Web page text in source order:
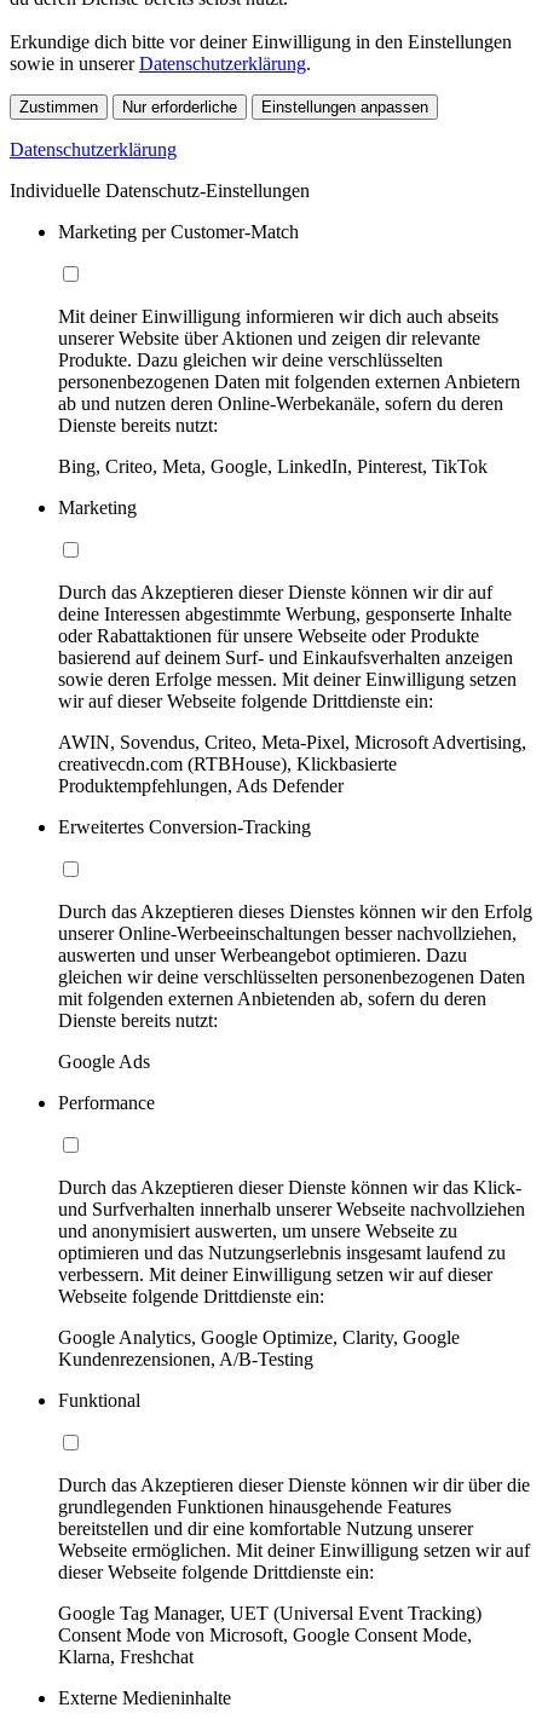
Erkundige dich bitte vor deiner Einwilligung in den Einstellungen
sowie in unsererDatenschutzerklärung.
Zustimmen Nur erforderliche Einstellungen anpassen
Datenschutzerklärung
Individuelle Datenschutz-Einstellungen
Marketing per Customer-Match
Mit deiner Einwilligung informieren wir dich auch abseits
unserer Website über Aktionen und zeigen dir relevante
Produkte. Dazu gleichen wir deine verschlüsselten
personenbezogenen Daten mit folgenden externen Anbietern
ab und nutzen deren Online-Werbekanäle, sofern du deren
Dienste bereits nutzt:
Bing, Criteo, Meta, Google, LinkedIn, Pinterest, TikTok
Marketing
Durch das Akzeptieren dieser Dienste können wir dir auf
deine Interessen abgestimmte Werbung, gesponserte Inhalte
oder Rabattaktionen für unsere Webseite oder Produkte
basierend auf deinem Surf- und Einkaufsverhalten anzeigen
sowie deren Erfolge messen. Mit deiner Einwilligung setzen
wir auf dieser Webseite folgende Drittdienste ein:
AWIN, Sovendus, Criteo, Meta-Pixel, Microsoft Advertising,
creativecdn.com (RTBHouse), Klickbasierte
Produktempfehlungen, Ads Defender
Erweitertes Conversion-Tracking
Durch das Akzeptieren dieses Dienstes können wir den Erfolg
unserer Online-Werbeeinschaltungen besser nachvollziehen,
auswerten und unser Werbeangebot optimieren. Dazu
gleichen wir deine verschlüsselten personenbezogenen Daten
mit folgenden externen Anbietenden ab, sofern du deren
Dienste bereits nutzt:
Google Ads
Performance
Durch das Akzeptieren dieser Dienste können wir das Klick-
und Surfverhalten innerhalb unserer Webseite nachvollziehen
und anonymisiert auswerten, um unsere Webseite zu
optimieren und das Nutzungserlebnis insgesamt laufend zu
verbessern. Mit deiner Einwilligung setzen wir auf dieser
Webseite folgende Drittdienste ein:
Google Analytics, Google Optimize, Clarity, Google
Kundenrezensionen, A/B-Testing
Funktional
Durch das Akzeptieren dieser Dienste können wir dir über die
grundlegenden Funktionen hinausgehende Features
bereitstellen und dir eine komfortable Nutzung unserer
Webseite ermöglichen. Mit deiner Einwilligung setzen wir auf
dieser Webseite folgende Drittdienste ein:
Google Tag Manager, UET (Universal Event Tracking)
Consent Mode von Microsoft, Google Consent Mode,
Klarna, Freshchat
Externe Medieninhalte